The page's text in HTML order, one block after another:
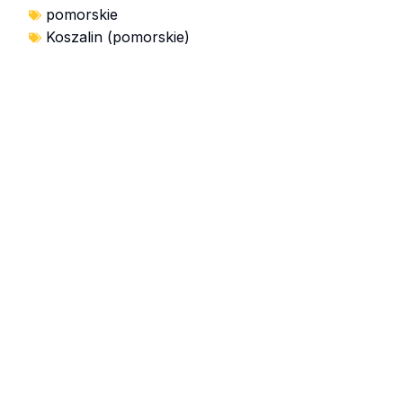
pomorskie
Koszalin (pomorskie)